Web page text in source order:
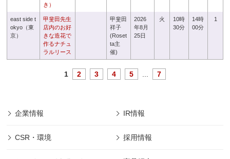
き）
east side t
okyo（東
京）
甲斐田先生
店内のお好
きな造花で
作るナチュ
ラルリース
甲斐田
祥子
(Roset
ta主
催)
2026
年8月
25日
火
10時
30分
14時
00分
1
1 2 3 4 5 7
企業情報 IR情報
CSR・環境 採用情報